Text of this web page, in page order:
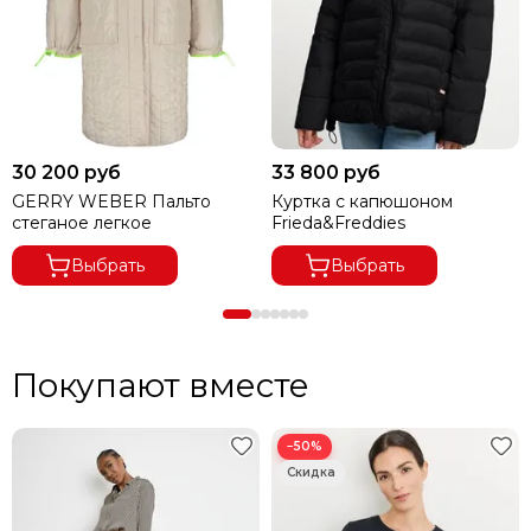
30 200 руб
GERRY WEBER Пальто
стеганое легкое
Выбрать
33 800 руб
Куртка с капюшоном
Frieda&Freddies
Выбрать
Покупают вместе
−50%